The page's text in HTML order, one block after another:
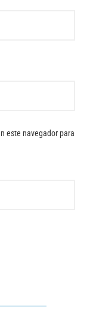
este navegador para